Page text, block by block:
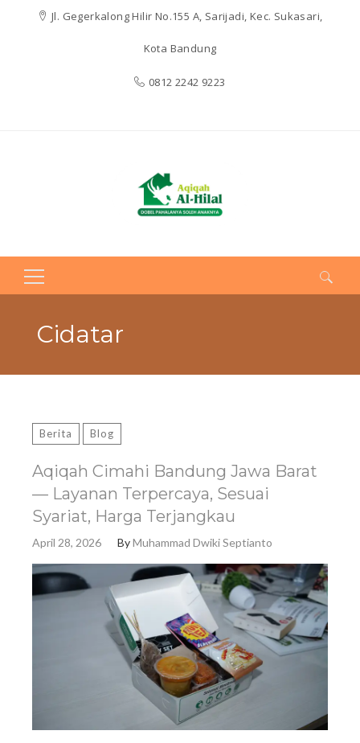
Jl. Gegerkalong Hilir No.155 A, Sarijadi, Kec. Sukasari,
Kota Bandung
0812 2242 9223
Search
Cidatar
Berita Blog
Aqiqah Cimahi Bandung Jawa Barat
— Layanan Terpercaya, Sesuai
Syariat, Harga Terjangkau
April 28, 2026 ByMuhammad Dwiki Septianto